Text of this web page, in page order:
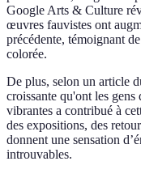
Google Arts & Culture
œuvres fauvistes ont
précédente, témoignant
colorée.
De plus, selon un article
croissante qu'ont les gens
vibrantes a contribué à
des expositions, des
donnent une sensation
introuvables.